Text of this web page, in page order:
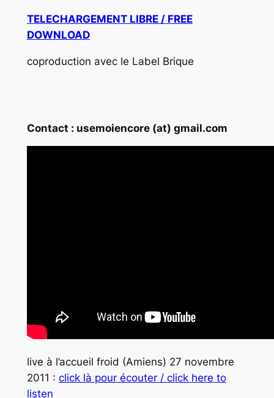
TELECHARGEMENT LIBRE / FREE
DOWNLOAD
coproduction avec le Label Brique
Contact : usemoiencore (at) gmail.com
live à l’accueil froid (Amiens) 27 novembre
2011 : click là pour écouter / click here to
listen